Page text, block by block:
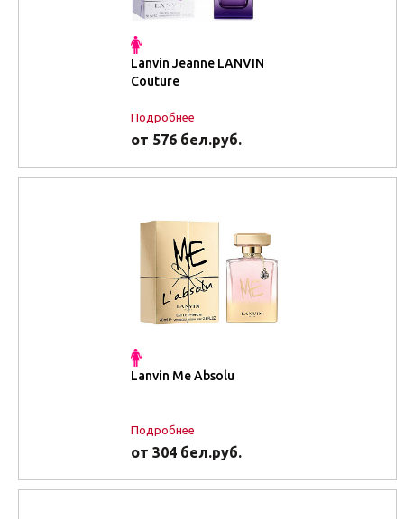
Lanvin Jeanne LANVIN
Couture
Подробнее
от 576 бел.руб.
Lanvin Me Absolu
Подробнее
от 304 бел.руб.